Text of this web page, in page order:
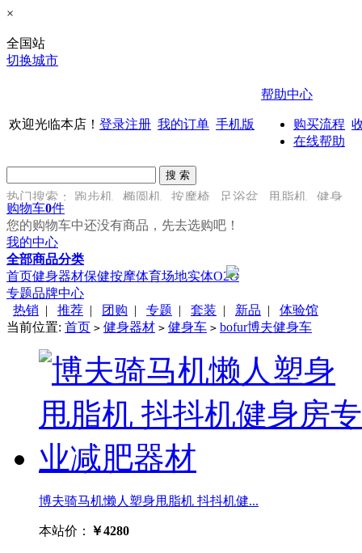
×
全国站
切换城市
欢迎光临本店！ 登录注册 我的订单 手机版
帮助中心
购买流程
在线帮助
热门搜索： 跑步机 椭圆机 按摩椅 足浴盆 甩脂机
健身
车
购物车0件
您的购物车中还没有商品，先去选购吧！
我的中心
全部商品分类
首页健身器材保健按摩体育场地实体O2O
专题品牌中心
热销 | 推荐 | 团购 | 专题 | 套装 | 新品 | 体验馆
当前位置: 首页 > 健身器材 > 健身车 > bofur博夫健身车
博夫骑马机懒人塑身甩脂机 抖抖机健...
本站价： ￥4280